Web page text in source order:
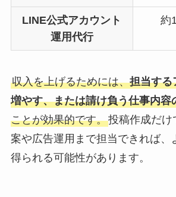
LINE公式アカウント
運用代行
約
収入を上げるためには、担当する
増やす、または請け負う仕事内容
ことが効果的です。投稿作成だけ
案や広告運用まで担当できれば、
得られる可能性があります。